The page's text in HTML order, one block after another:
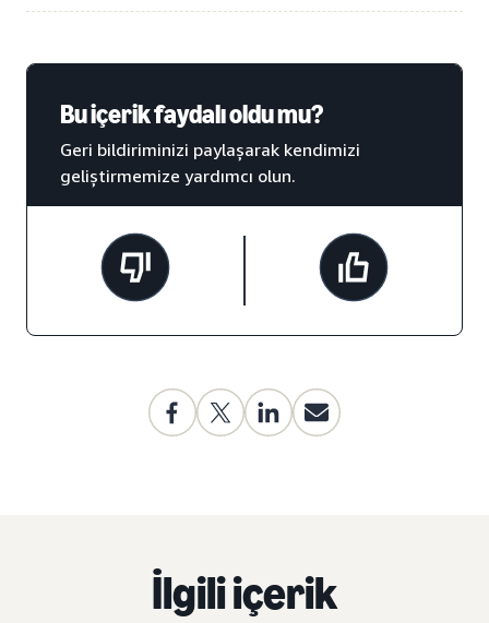
Bu içerik faydalı oldu mu?
Geri bildiriminizi paylaşarak kendimizi
geliştirmemize yardımcı olun.
İlgili içerik